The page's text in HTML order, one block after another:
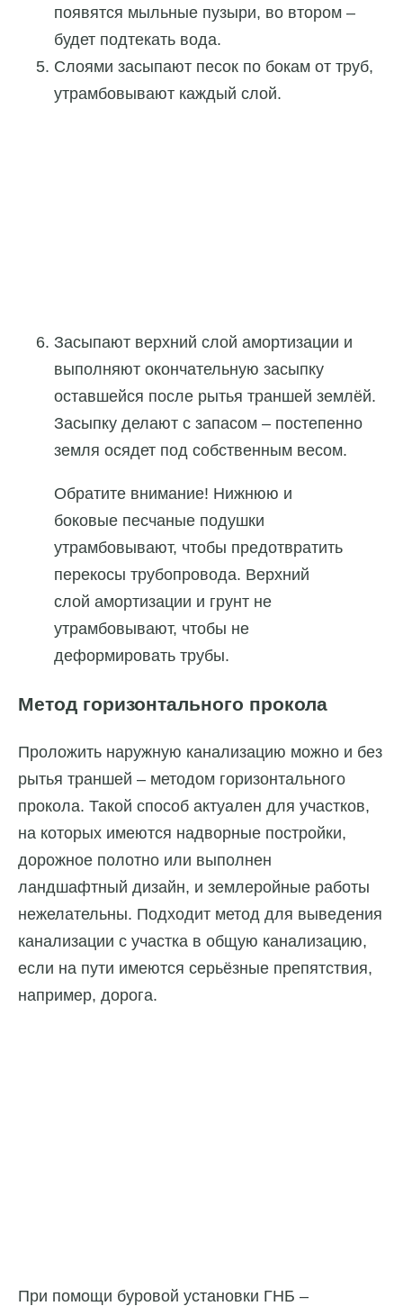
появятся мыльные пузыри, во втором –
будет подтекать вода.
Слоями засыпают песок по бокам от труб,
утрамбовывают каждый слой.
Засыпают верхний слой амортизации и
выполняют окончательную засыпку
оставшейся после рытья траншей землёй.
Засыпку делают с запасом – постепенно
земля осядет под собственным весом.
Обратите внимание! Нижнюю и
боковые песчаные подушки
утрамбовывают, чтобы предотвратить
перекосы трубопровода. Верхний
слой амортизации и грунт не
утрамбовывают, чтобы не
деформировать трубы.
Метод горизонтального прокола
Проложить наружную канализацию можно и без
рытья траншей – методом горизонтального
прокола. Такой способ актуален для участков,
на которых имеются надворные постройки,
дорожное полотно или выполнен
ландшафтный дизайн, и землеройные работы
нежелательны. Подходит метод для выведения
канализации с участка в общую канализацию,
если на пути имеются серьёзные препятствия,
например, дорога.
При помощи буровой установки ГНБ –